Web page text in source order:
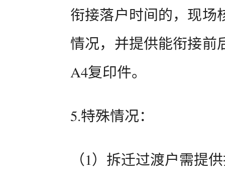
衔接落户时间的，现场
情况，并提供能衔接前
A4复印件。
5.特殊情况：
（1）拆迁过渡户需提